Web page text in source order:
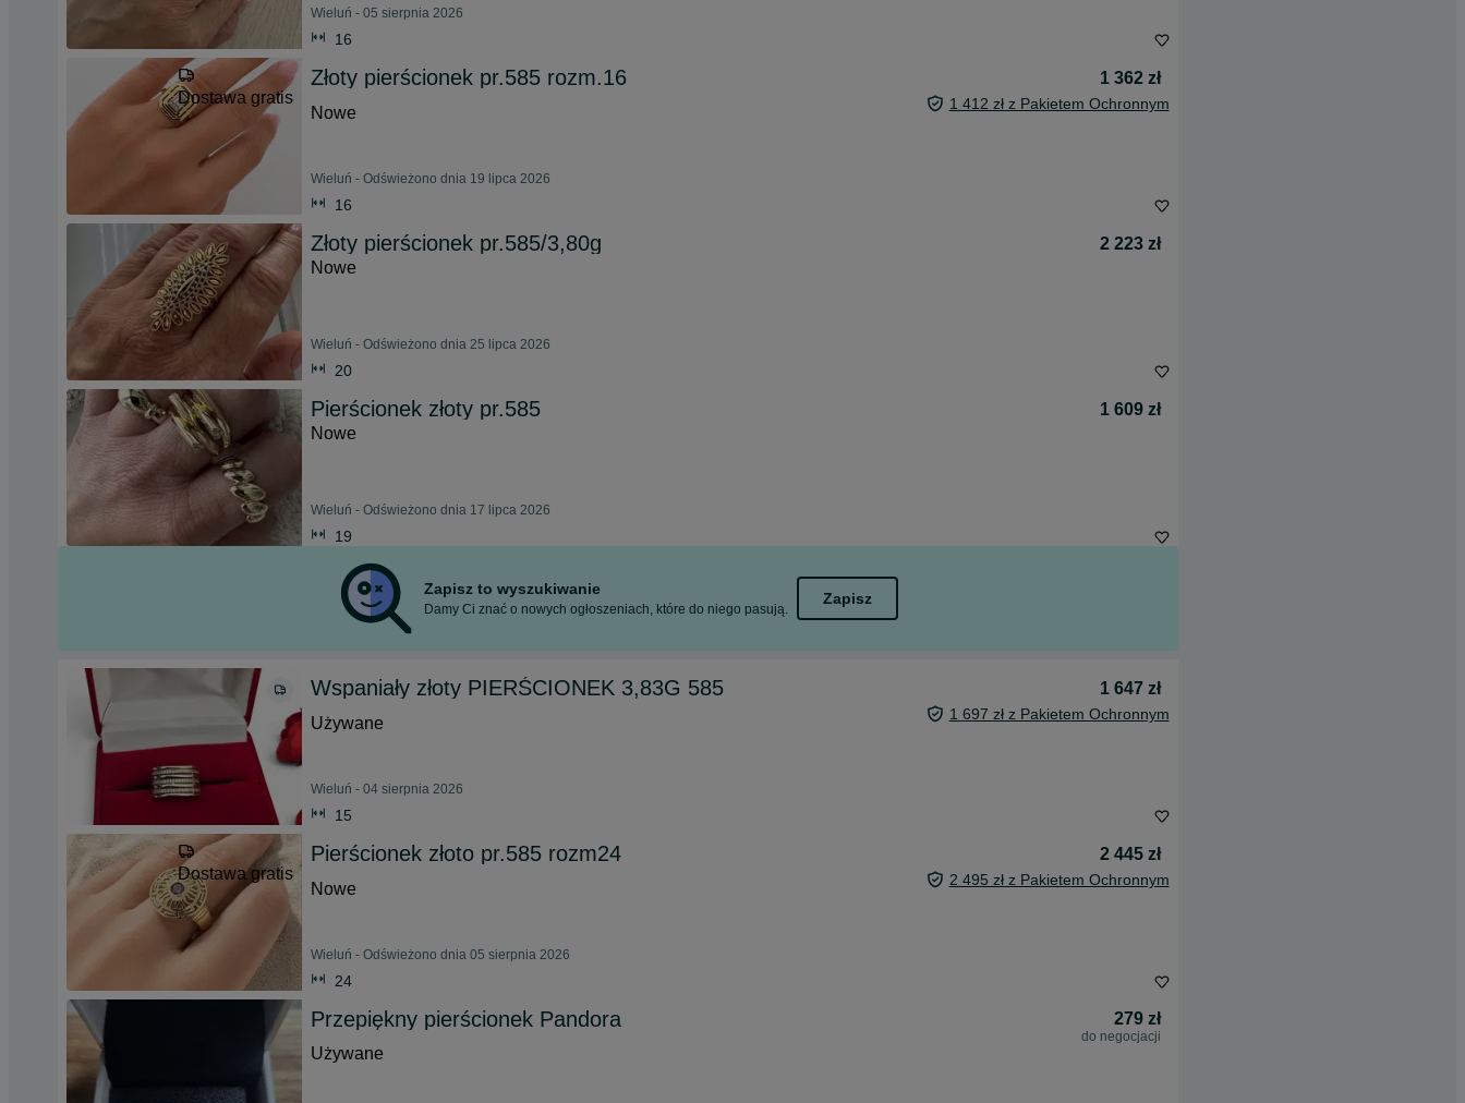
Wieluń - 05 sierpnia 2026
16
Dostawa gratis
Złoty pierścionek pr.585 rozm.16
1 362 zł
Nowe
1 412 zł z Pakietem Ochronnym
Wieluń - Odświeżono dnia 19 lipca 2026
16
Złoty pierścionek pr.585/3,80g
2 223 zł
Nowe
Wieluń - Odświeżono dnia 25 lipca 2026
20
Pierścionek złoty pr.585
1 609 zł
Nowe
Wieluń - Odświeżono dnia 17 lipca 2026
19
Zapisz to wyszukiwanie
Damy Ci znać o nowych ogłoszeniach, które do niego pasują.
Zapisz
Wspaniały złoty PIERŚCIONEK 3,83G 585
1 647 zł
Używane
1 697 zł z Pakietem Ochronnym
Wieluń - 04 sierpnia 2026
15
Dostawa gratis
Pierścionek złoto pr.585 rozm24
2 445 zł
Nowe
2 495 zł z Pakietem Ochronnym
Wieluń - Odświeżono dnia 05 sierpnia 2026
24
Przepiękny pierścionek Pandora 279 zł
do negocjacji
Używane